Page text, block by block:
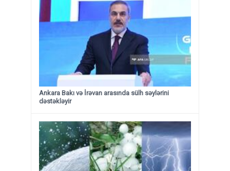
Ankara Bakı və İrəvan arasında sülh səylərini
dəstəkləyir